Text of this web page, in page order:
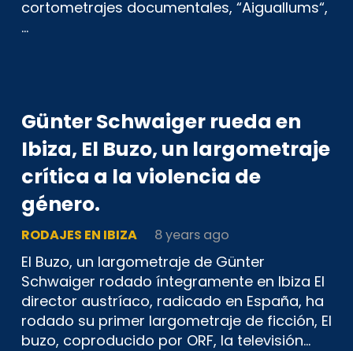
cortometrajes documentales, “Aiguallums“,
…
Günter Schwaiger rueda en
Ibiza, El Buzo, un largometraje
crítica a la violencia de
género.
RODAJES EN IBIZA 8 years ago
El Buzo, un largometraje de Günter
Schwaiger rodado íntegramente en Ibiza El
director austríaco, radicado en España, ha
rodado su primer largometraje de ficción, El
buzo, coproducido por ORF, la televisión…